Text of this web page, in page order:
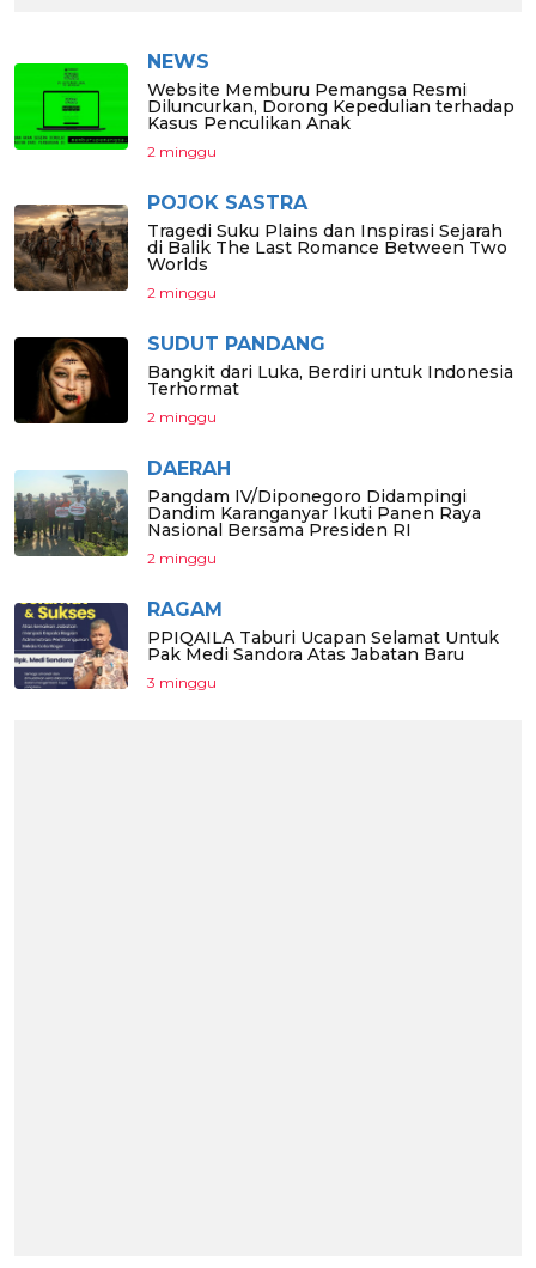
NEWS
Website Memburu Pemangsa Resmi
Diluncurkan, Dorong Kepedulian terhadap
Kasus Penculikan Anak
2 minggu
POJOK SASTRA
Tragedi Suku Plains dan Inspirasi Sejarah
di Balik The Last Romance Between Two
Worlds
2 minggu
SUDUT PANDANG
Bangkit dari Luka, Berdiri untuk Indonesia
Terhormat
2 minggu
DAERAH
Pangdam IV/Diponegoro Didampingi
Dandim Karanganyar Ikuti Panen Raya
Nasional Bersama Presiden RI
2 minggu
RAGAM
PPIQAILA Taburi Ucapan Selamat Untuk
Pak Medi Sandora Atas Jabatan Baru
3 minggu